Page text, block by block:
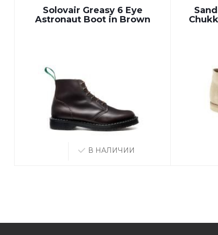
Solovair Greasy 6 Eye
Astronaut Boot in Brown
В НАЛИЧИИ